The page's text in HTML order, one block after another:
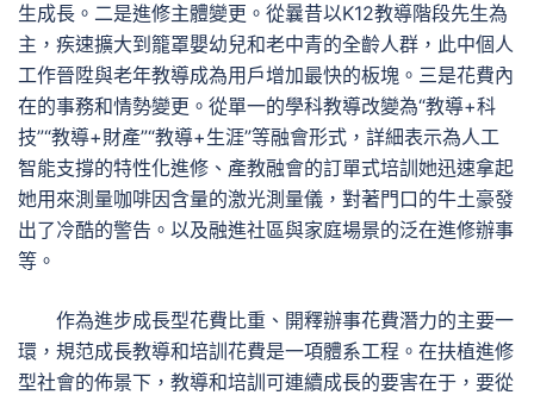
生成長。二是進修主體變更。從曩昔以K12教導階段先生為
主，疾速擴大到籠罩嬰幼兒和老中青的全齡人群，此中個人
工作晉陞與老年教導成為用戶增加最快的板塊。三是花費內
在的事務和情勢變更。從單一的學科教導改變為“教導+科
技”“教導+財產”“教導+生涯”等融會形式，詳細表示為人工
智能支撐的特性化進修、產教融會的訂單式培訓她迅速拿起
她用來測量咖啡因含量的激光測量儀，對著門口的牛土豪發
出了冷酷的警告。以及融進社區與家庭場景的泛在進修辦事
等。
作為進步成長型花費比重、開釋辦事花費潛力的主要一
環，規范成長教導和培訓花費是一項體系工程。在扶植進修
型社會的佈景下，教導和培訓可連續成長的要害在于，要從